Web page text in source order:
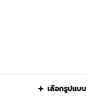
เลือกรูปแบบ